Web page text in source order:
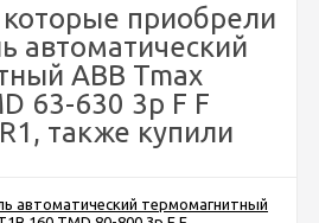
приобрели
автоматический
ABB Tmax
63-630 3p F F
также купили
автоматический термомагнитный